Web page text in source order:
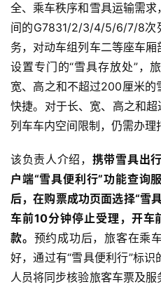
全、乘车秩序和雪具运输需
间的G7831/2/3/4/5/6/7/8次
务，对动车组列车二等座车厢
设置专门的“雪具存放处”，
宽、高之和不超过200厘米的
快捷。对于长、宽、高之和
列车车内空间限制，仍需办理
该负责人介绍， 携带雪具出
户端“雪具便利行”功能查询
后，在购票成功页面选择“雪
车前10分钟停止受理，开车
款。 预约成功后，旅客在乘
好，通过有“雪具便利行”标
人员将同步核验旅客车票及